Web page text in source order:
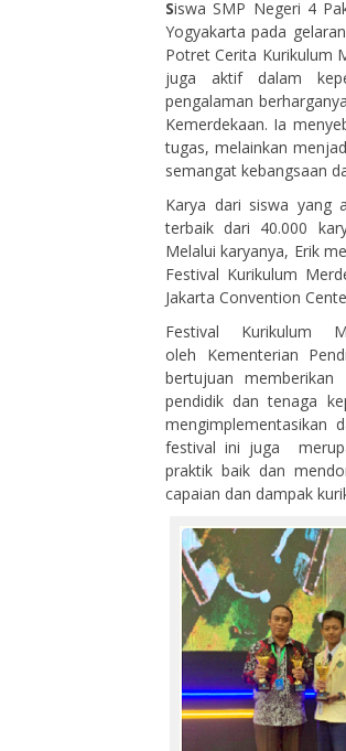
Siswa SMP Negeri 4
Yogyakarta pada
Potret Cerita Kurikulum
juga aktif dalam
pengalaman
Kemerdekaan. Ia
tugas, melainkan
semangat kebangsaan
Karya dari siswa yang
terbaik dari 40.000
Melalui karyanya, Erik
Festival Kurikulum
Jakarta Convention
Festival Kurikulum
oleh Kementerian
bertujuan
pendidik dan tenaga
mengimplementasikan
festival ini juga
praktik baik dan
capaian dan dampak